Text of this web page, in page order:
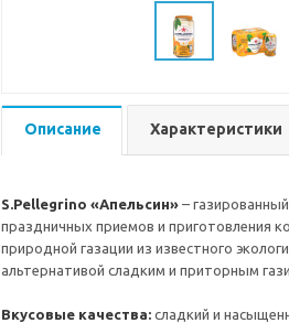
Описание Характеристики
S.Pellegrino «Апельсин» –
праздничных приемов и приготовления
природной газации из известного
альтернативой сладким и приторным
Вкусовые качества: сладкий и